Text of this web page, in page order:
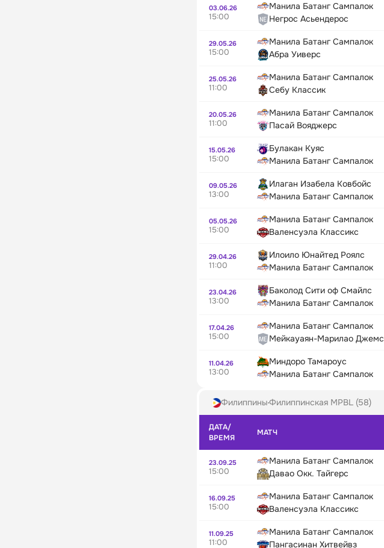
03.06.26
15:00
Манила Батанг Сампалок
Негрос Асьендерос
29.05.26
15:00
Манила Батанг Сампалок
Абра Уиверс
25.05.26
11:00
Манила Батанг Сампалок
Себу Классик
20.05.26
11:00
Манила Батанг Сампалок
Пасай Вояджерс
15.05.26
15:00
Булакан Куяс
Манила Батанг Сампалок
09.05.26
13:00
Илаган Изабела Ковбойс
Манила Батанг Сампалок
05.05.26
15:00
Манила Батанг Сампалок
Валенсуэла Классикс
29.04.26
11:00
Илоило Юнайтед Роялс
Манила Батанг Сампалок
23.04.26
13:00
Баколод Сити оф Смайлс
Манила Батанг Сампалок
17.04.26
15:00
Манила Батанг Сампалок
Мейкауаян-Марилао Джемс
11.04.26
13:00
Миндоро Тамароус
Манила Батанг Сампалок
ФилиппиныФилиппинская MPBL (58)
ДАТА/
ВРЕМЯ
МАТЧ
23.09.25
15:00
Манила Батанг Сампалок
Давао Окк. Тайгерс
16.09.25
15:00
Манила Батанг Сампалок
Валенсуэла Классикс
11.09.25
11:00
Манила Батанг Сампалок
Пангасинан Хитвейвз